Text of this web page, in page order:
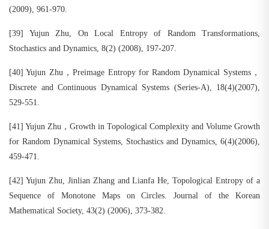
(2009), 961-970.
[39] Yujun Zhu, On Local Entropy of Random Transformations,
Stochastics and Dynamics, 8(2) (2008), 197-207.
[40] Yujun Zhu，Preimage Entropy for Random Dynamical Systems，
Discrete and Continuous Dynamical Systems (Series-A), 18(4)(2007),
529-551.
[41] Yujun Zhu，Growth in Topological Complexity and Volume Growth
for Random Dynamical Systems, Stochastics and Dynamics, 6(4)(2006),
459-471.
[42] Yujun Zhu, Jinlian Zhang and Lianfa He, Topological Entropy of a
Sequence of Monotone Maps on Circles. Journal of the Korean
Mathematical Society, 43(2) (2006), 373-382.